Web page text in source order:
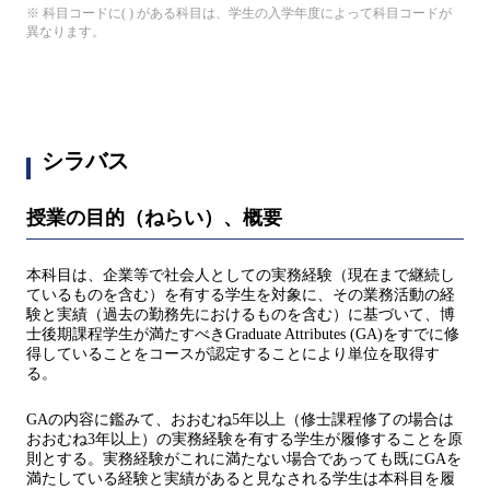
※ 科目コードに( ) がある科目は、学生の入学年度によって科目コードが
異なります。
シラバス
授業の目的（ねらい）、概要
本科目は、企業等で社会人としての実務経験（現在まで継続し
ているものを含む）を有する学生を対象に、その業務活動の経
験と実績（過去の勤務先におけるものを含む）に基づいて、博
士後期課程学生が満たすべきGraduate Attributes (GA)をすでに修
得していることをコースが認定することにより単位を取得す
る。
GAの内容に鑑みて、おおむね5年以上（修士課程修了の場合は
おおむね3年以上）の実務経験を有する学生が履修することを原
則とする。実務経験がこれに満たない場合であっても既にGAを
満たしている経験と実績があると見なされる学生は本科目を履